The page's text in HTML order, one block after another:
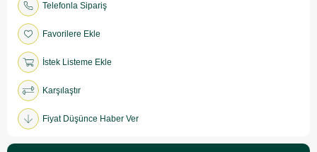
Telefonla Sipariş
Favorilere Ekle
İstek Listeme Ekle
Karşılaştır
Fiyat Düşünce Haber Ver